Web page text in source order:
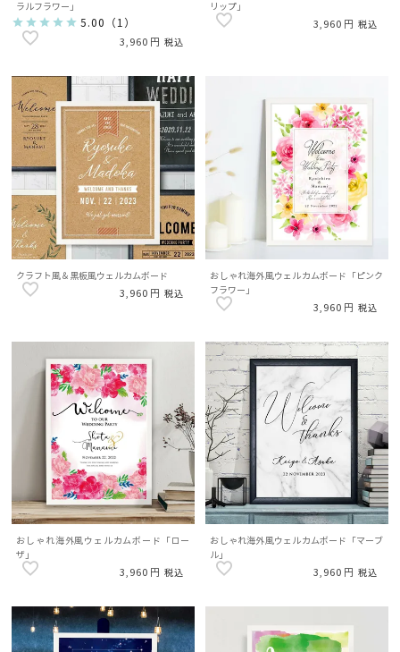
ラルフラワー」
5.00 （ 1 ）
3,960 税込
リップ」
3,960 税込
クラフト風＆黒板風ウェルカムボード
3,960 税込
おしゃれ海外風ウェルカムボード「ピンク
フラワー」
3,960 税込
おしゃれ海外風ウェルカムボード「ロー
ザ」
3,960 税込
おしゃれ海外風ウェルカムボード「マーブ
ル」
3,960 税込